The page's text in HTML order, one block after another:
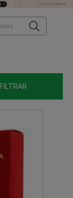
FILTRAR